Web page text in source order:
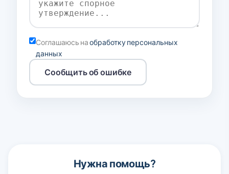
Соглашаюсь наобработку персональных
данных
Сообщить об ошибке
Нужна помощь?